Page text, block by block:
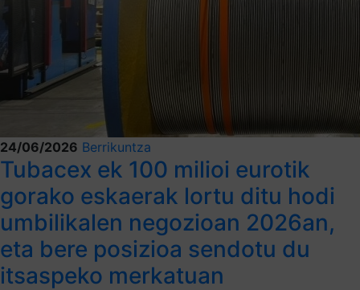
24/06/2026 Berrikuntza
Tubacex ek 100 milioi eurotik
gorako eskaerak lortu ditu hodi
umbilikalen negozioan 2026an,
eta bere posizioa sendotu du
itsaspeko merkatuan